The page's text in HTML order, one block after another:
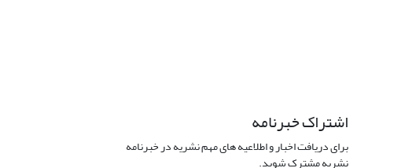
اشتراک خبرنامه
برای دریافت اخبار و اطلاعیه های مهم نشریه در خبرنامه
نشریه مشترک شوید.